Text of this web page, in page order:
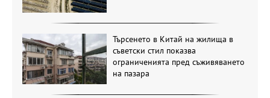
Търсенето в Китай на жилища в
съветски стил показва
ограниченията пред съживяването
на пазара